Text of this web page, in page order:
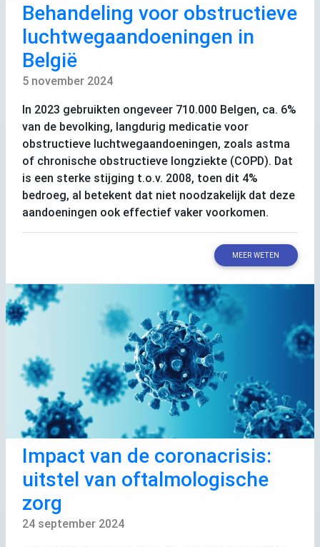
Behandeling voor obstructieve
luchtwegaandoeningen in
België
5 november 2024
In 2023 gebruikten ongeveer 710.000 Belgen, ca. 6%
van de bevolking, langdurig medicatie voor
obstructieve luchtwegaandoeningen, zoals astma
of chronische obstructieve longziekte (COPD). Dat
is een sterke stijging t.o.v. 2008, toen dit 4%
bedroeg, al betekent dat niet noodzakelijk dat deze
aandoeningen ook effectief vaker voorkomen.
MEER WETEN
Impact van de coronacrisis:
uitstel van oftalmologische
zorg
24 september 2024